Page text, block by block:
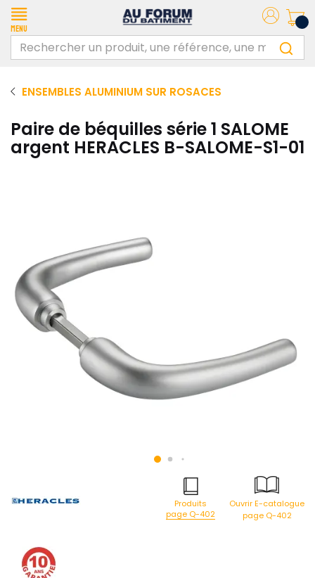
Menu
ENSEMBLES ALUMINIUM SUR ROSACES
Paire de béquilles série 1 SALOME
argent HERACLES B-SALOME-S1-01
Produits
page Q-402
Ouvrir E-catalogue
page Q-402